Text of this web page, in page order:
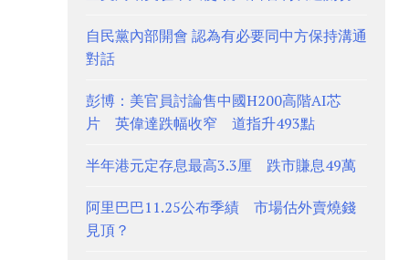
自民黨內部開會 認為有必要同中方保持溝通
對話
彭博：美官員討論售中國H200高階AI芯
片 英偉達跌幅收窄 道指升493點
半年港元定存息最高3.3厘 跌市賺息49萬
阿里巴巴11.25公布季績 市場估外賣燒錢
見頂？